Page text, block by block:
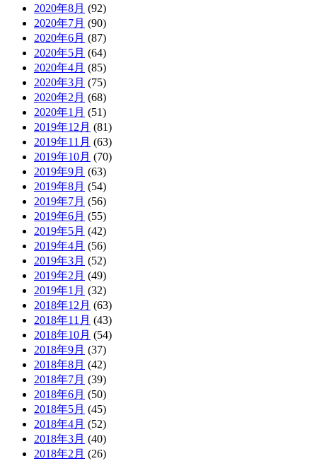
2020年8月 (92)
2020年7月 (90)
2020年6月 (87)
2020年5月 (64)
2020年4月 (85)
2020年3月 (75)
2020年2月 (68)
2020年1月 (51)
2019年12月 (81)
2019年11月 (63)
2019年10月 (70)
2019年9月 (63)
2019年8月 (54)
2019年7月 (56)
2019年6月 (55)
2019年5月 (42)
2019年4月 (56)
2019年3月 (52)
2019年2月 (49)
2019年1月 (32)
2018年12月 (63)
2018年11月 (43)
2018年10月 (54)
2018年9月 (37)
2018年8月 (42)
2018年7月 (39)
2018年6月 (50)
2018年5月 (45)
2018年4月 (52)
2018年3月 (40)
2018年2月 (26)